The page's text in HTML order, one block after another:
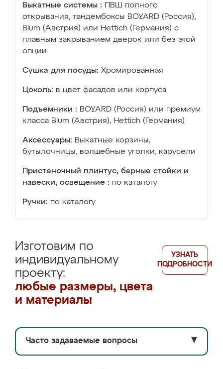
Выкатные системы :
ПВШ полного
открывания, тандембоксы BOYARD (Россия),
Blum (Австрия) или Hettich (Германия) с
плавным закрыванием дверок или без этой
опции
Сушка для посуды: Хромированная
Цоколь: в цвет фасадов или корпуса
Подъемники : BOYARD (Россия) или премиум
класса Blum (Австрия), Hettich (Германия)
Аксессуары: Выкатные корзины,
бутылочницы, волшебные уголки, карусели
Пристеночный плинтус, барные стойки и
навески, освещение : по каталогу
Ручки: по каталогу
Изготовим по
индивидуальному
проекту:
любые размеры, цвета
и материалы
УЗНАТЬ
ПОДРОБНОСТИ
Часто задаваемые вопросы ▼